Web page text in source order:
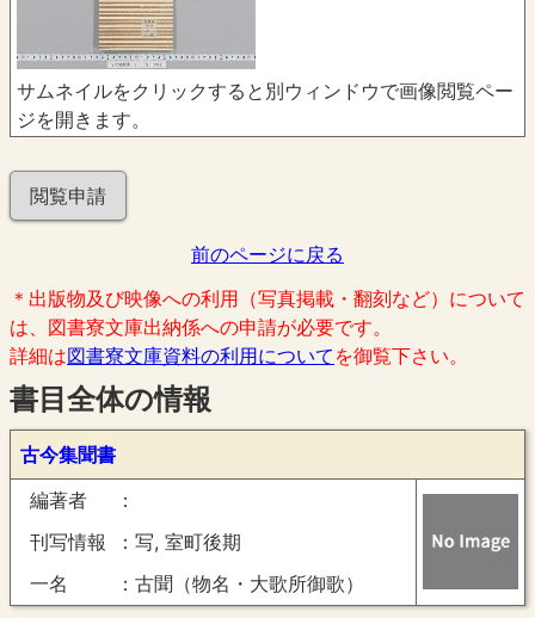
サムネイルをクリックすると別ウィンドウで画像閲覧ペー
ジを開きます。
閲覧申請
前のページに戻る
＊出版物及び映像への利用（写真掲載・翻刻など）について
は、図書寮文庫出納係への申請が必要です。
詳細は図書寮文庫資料の利用について を御覧下さい。
書目全体の情報
古今集聞書
編著者
刊写情報
写, 室町後期
一名
古聞（物名・大歌所御歌）